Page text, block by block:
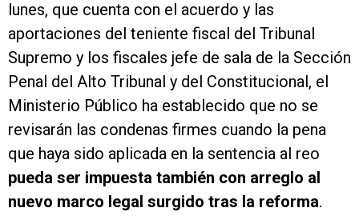
lunes, que cuenta con el acuerdo y las
aportaciones del teniente fiscal del Tribunal
Supremo y los fiscales jefe de sala de la Sección
Penal del Alto Tribunal y del Constitucional, el
Ministerio Público ha establecido que no se
revisarán las condenas firmes cuando la pena
que haya sido aplicada en la sentencia al reo
pueda ser impuesta también con arreglo al
nuevo marco legal surgido tras la reforma.